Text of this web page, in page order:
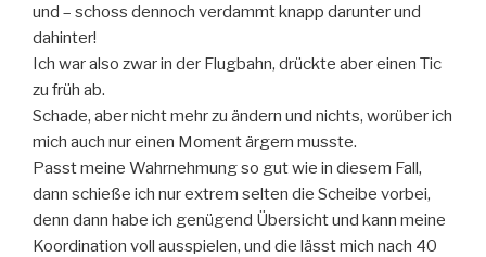
und – schoss dennoch verdammt knapp darunter und
dahinter!
Ich war also zwar in der Flugbahn, drückte aber einen Tic
zu früh ab.
Schade, aber nicht mehr zu ändern und nichts, worüber ich
mich auch nur einen Moment ärgern musste.
Passt meine Wahrnehmung so gut wie in diesem Fall,
dann schieße ich nur extrem selten die Scheibe vorbei,
denn dann habe ich genügend Übersicht und kann meine
Koordination voll ausspielen, und die lässt mich nach 40